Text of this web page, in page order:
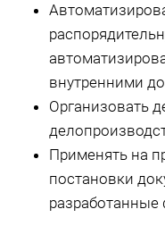
внутренними
Организовать
Применять на
постановки
разработанные